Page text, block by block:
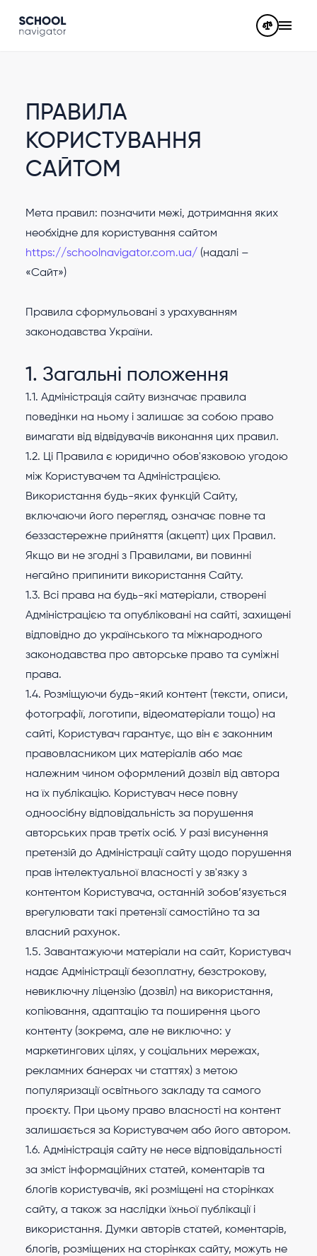
ПРАВИЛА
КОРИСТУВАННЯ
САЙТОМ
Мета правил: позначити межі, дотримання яких
необхідне для користування сайтом
https://schoolnavigator.com.ua/ (надалі –
«Сайт»)
Правила сформульовані з урахуванням
законодавства України.
1. Загальні положення
1.1. Адміністрація сайту визначає правила
поведінки на ньому і залишає за собою право
вимагати від відвідувачів виконання цих правил.
1.2. Ці Правила є юридично обов'язковою угодою
між Користувачем та Адміністрацією.
Використання будь-яких функцій Сайту,
включаючи його перегляд, означає повне та
беззастережне прийняття (акцепт) цих Правил.
Якщо ви не згодні з Правилами, ви повинні
негайно припинити використання Сайту.
1.3. Всі права на будь-які матеріали, створені
Адміністрацією та опубліковані на сайті, захищені
відповідно до українського та міжнародного
законодавства про авторське право та суміжні
права.
1.4. Розміщуючи будь-який контент (тексти, описи,
фотографії, логотипи, відеоматеріали тощо) на
сайті, Користувач гарантує, що він є законним
правовласником цих матеріалів або має
належним чином оформлений дозвіл від автора
на їх публікацію. Користувач несе повну
одноосібну відповідальність за порушення
авторських прав третіх осіб. У разі висунення
претензій до Адміністрації сайту щодо порушення
прав інтелектуальної власності у зв'язку з
контентом Користувача, останній зобов’язується
врегулювати такі претензії самостійно та за
власний рахунок.
1.5. Завантажуючи матеріали на сайт, Користувач
надає Адміністрації безоплатну, безстрокову,
невиключну ліцензію (дозвіл) на використання,
копіювання, адаптацію та поширення цього
контенту (зокрема, але не виключно: у
маркетингових цілях, у соціальних мережах,
рекламних банерах чи статтях) з метою
популяризації освітнього закладу та самого
проєкту. При цьому право власності на контент
залишається за Користувачем або його автором.
1.6. Адміністрація сайту не несе відповідальності
за зміст інформаційних статей, коментарів та
блогів користувачів, які розміщені на сторінках
сайту, а також за наслідки їхньої публікації і
використання. Думки авторів статей, коментарів,
блогів, розміщених на сторінках сайту, можуть не